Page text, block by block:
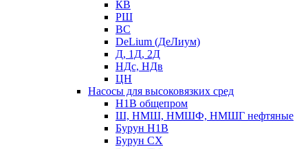
КВ
РШ
ВС
DeLium (ДеЛиум)
Д, 1Д, 2Д
НДс, НДв
ЦН
Насосы для высоковязких сред
Н1В общепром
Ш, НМШ, НМШФ, НМШГ нефтяные
Бурун Н1В
Бурун СХ